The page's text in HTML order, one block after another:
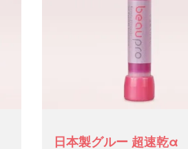
日本製グルー 超速乾α